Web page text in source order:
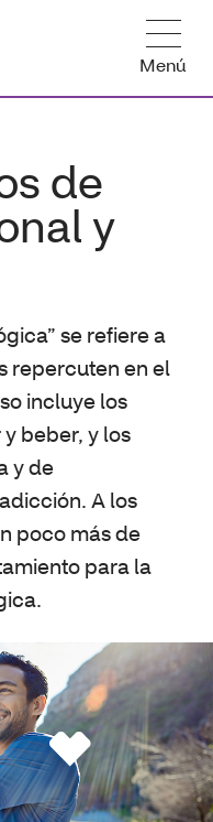
Menú
de
y
se refiere a
repercuten en el
incluye los
beber, y los
y de
A los
poco más de
para la